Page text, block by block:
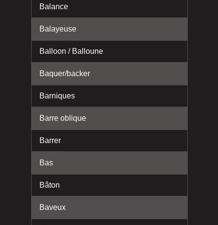
Balance
Balayeuse
Balloon / Balloune
Baquer/backer
Barniques
Barre oblique
Barrer
Bas
Bâton
Baveux